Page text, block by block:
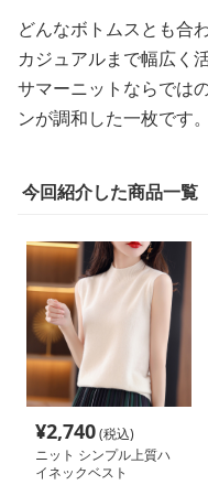
どんなボトムスとも合
カジュアルまで幅広く活
サマーニットならでは
ンが調和した一枚です。
今回紹介した商品一覧
¥2,740(税込)
ニット シンプル上質ハ
イネックベスト